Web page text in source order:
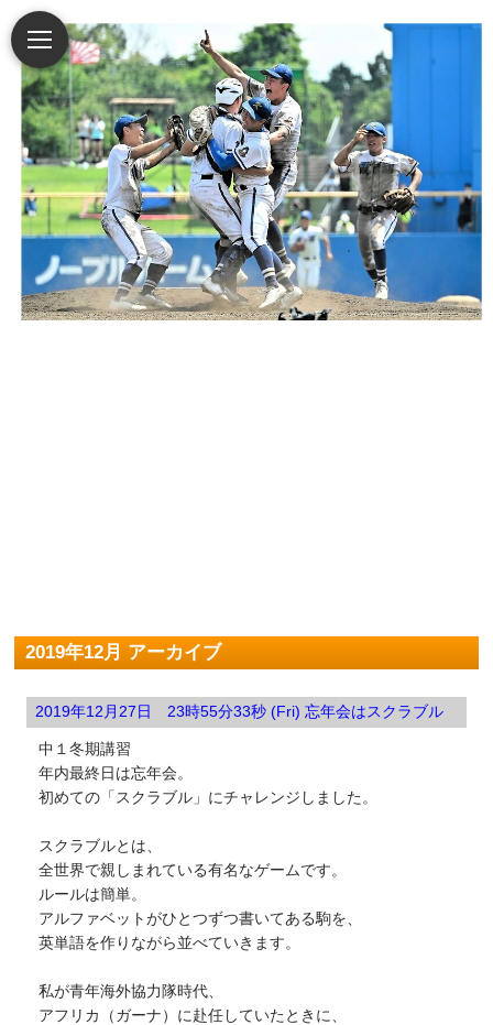
2019年12月 アーカイブ
2019年12月27日 23時55分33秒 (Fri) 忘年会はスクラブル
中１冬期講習
年内最終日は忘年会。
初めての「スクラブル」にチャレンジしました。
スクラブルとは、
全世界で親しまれている有名なゲームです。
ルールは簡単。
アルファベットがひとつずつ書いてある駒を、
英単語を作りながら並べていきます。
私が青年海外協力隊時代、
アフリカ（ガーナ）に赴任していたときに、